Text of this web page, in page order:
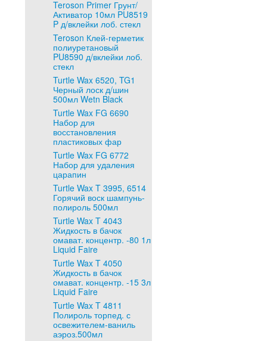
Teroson Primer Грунт/
Активатор 10мл PU8519
P д/вклейки лоб. стекл
Teroson Клей-герметик
полиуретановый
PU8590 д/вклейки лоб.
стекл
Turtle Wax 6520, TG1
Черный лоск д/шин
500мл Wetn Black
Turtle Wax FG 6690
Набор для
восстановления
пластиковых фар
Turtle Wax FG 6772
Набор для удаления
царапин
Turtle Wax T 3995, 6514
Горячий воск шампунь-
полироль 500мл
Turtle Wax T 4043
Жидкость в бачок
омават. концентр. -80 1л
Liquid Faire
Turtle Wax T 4050
Жидкость в бачок
омават. концентр. -15 3л
Liquid Faire
Turtle Wax T 4811
Полироль торпед. с
освежителем-ваниль
аэроз.500мл